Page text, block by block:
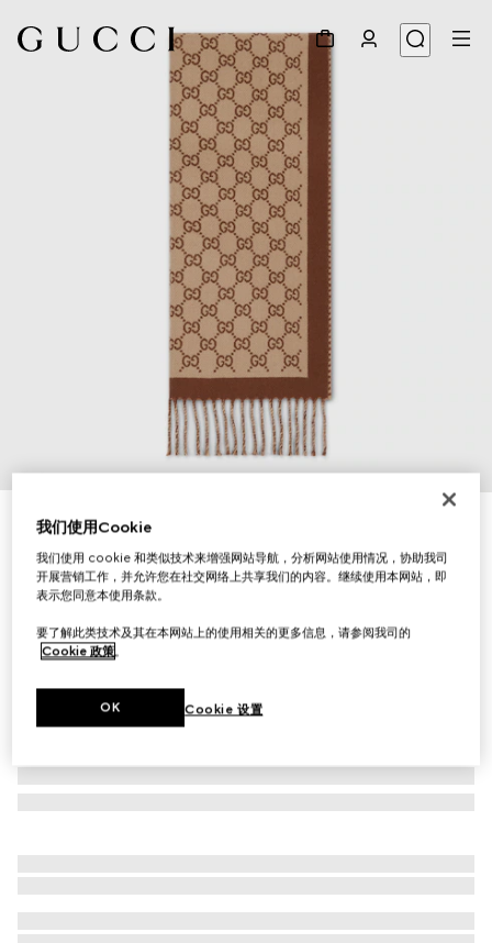
GG羊毛围巾
€ 430
相关款式米色和棕色
我们使用Cookie
我们使用 cookie 和类似技术来增强网站导航，分析网站使用情况，协助我司
开展营销工作，并允许您在社交网络上共享我们的内容。继续使用本网站，即
表示您同意本使用条款。
要了解此类技术及其在本网站上的使用相关的更多信息，请参阅我司的
Cookie 政策。
Cookie 设置
OK